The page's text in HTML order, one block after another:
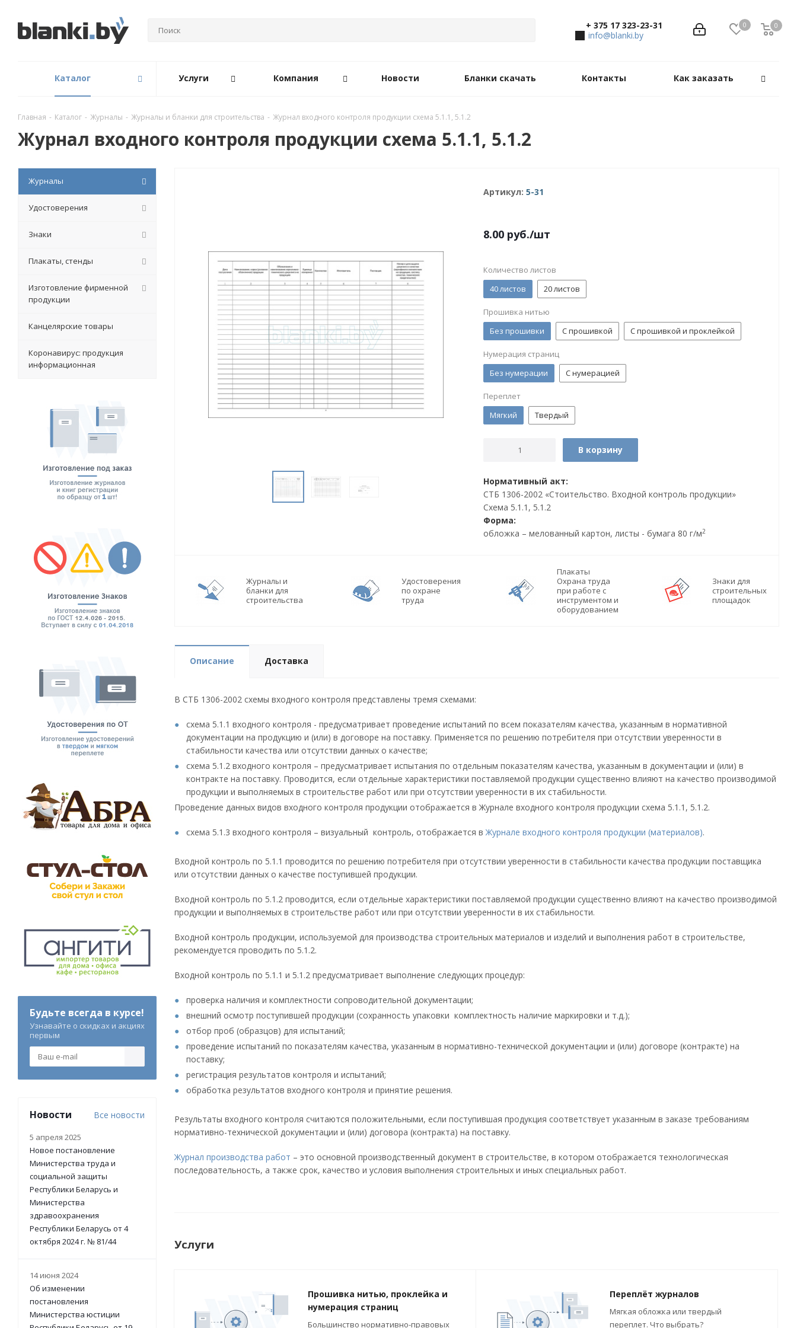
0 0
0
+ 375 17 323-23-31
info@blanki.by
Каталог Услуги Компания Новости Бланки скачать Контакты Как заказать
Главная - Каталог - Журналы - Журналы и бланки для строительства - Журнал входного контроля продукции схема 5.1.1, 5.1.2
Журнал входного контроля продукции схема 5.1.1, 5.1.2
Артикул: 5-31
8.00 руб./шт
Количество листов
40 листов
20 листов
Прошивка нитью
Без прошивки
С прошивкой С прошивкой и проклейкой
Нумерация страниц
Без нумерации
С нумерацией
Переплет
Мягкий
Твердый
В корзину
Нормативный акт:
СТБ 1306-2002 «Стоительство. Входной контроль продукции»
Схема 5.1.1, 5.1.2
Форма:
обложка – мелованный картон, листы - бумага 80 г/м2
Журналы и
бланки для
строительства
Удостоверения
по охране
труда
Плакаты
Охрана труда
при работе с
инструментом и
оборудованием
Знаки для
строительных
площадок
Описание Доставка
В СТБ 1306-2002 схемы входного контроля представлены тремя схемами:
схема 5.1.1 входного контроля - предусматривает проведение испытаний по всем показателям качества, указанным в нормативной
документации на продукцию и (или) в договоре на поставку. Применяется по решению потребителя при отсутствии уверенности в
стабильности качества или отсутствии данных о качестве;
схема 5.1.2 входного контроля – предусматривает испытания по отдельным показателям качества, указанным в документации и (или) в
контракте на поставку. Проводится, если отдельные характеристики поставляемой продукции существенно влияют на качество производимой
продукции и выполняемых в строительстве работ или при отсутствии уверенности в их стабильности.
Проведение данных видов входного контроля продукции отображается в Журнале входного контроля продукции схема 5.1.1, 5.1.2.
схема 5.1.3 входного контроля – визуальный контроль, отображается вЖурнале входного контроля продукции (материалов).
Входной контроль по 5.1.1 проводится по решению потребителя при отсутствии уверенности в стабильности качества продукции поставщика
или отсутствии данных о качестве поступившей продукции.
Входной контроль по 5.1.2 проводится, если отдельные характеристики поставляемой продукции существенно влияют на качество производимой
продукции и выполняемых в строительстве работ или при отсутствии уверенности в их стабильности.
Входной контроль продукции, используемой для производства строительных материалов и изделий и выполнения работ в строительстве,
рекомендуется проводить по 5.1.2.
Входной контроль по 5.1.1 и 5.1.2 предусматривает выполнение следующих процедур:
проверка наличия и комплектности сопроводительной документации;
внешний осмотр поступившей продукции (сохранность упаковки комплектность наличие маркировки и т.д.);
отбор проб (образцов) для испытаний;
проведение испытаний по показателям качества, указанным в нормативно-технической документации и (или) договоре (контракте) на
поставку;
регистрация результатов контроля и испытаний;
обработка результатов входного контроля и принятие решения.
Результаты входного контроля считаются положительными, если поступившая продукция соответствует указанным в заказе требованиям
нормативно-технической документации и (или) договора (контракта) на поставку.
Журнал производства работ – это основной производственный документ в строительстве, в котором отображается технологическая
последовательность, а также срок, качество и условия выполнения строительных и иных специальных работ.
Услуги
Прошивка нитью, проклейка и
нумерация страниц
Большинство нормативно-правовых
Переплёт журналов
Мягкая обложка или твердый
переплет. Что выбрать?
Журналы
Удостоверения
Знаки
Плакаты, стенды
Изготовление фирменной
продукции
Канцелярские товары
Коронавирус: продукция
информационная
Будьте всегда в курсе!
Узнавайте о скидках и акциях
первым
Новости Все новости
5 апреля 2025
Новое постановление
Министерства труда и
социальной защиты
Республики Беларусь и
Министерства
здравоохранения
Республики Беларусь от 4
октября 2024 г. № 81/44
14 июня 2024
Об изменении
постановления
Министерства юстиции